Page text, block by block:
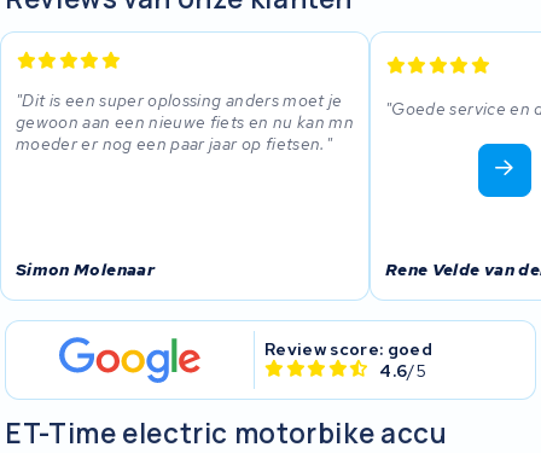
Dit is een super oplossing anders moet je
gewoon aan een nieuwe fiets en nu kan mn
moeder er nog een paar jaar op fietsen.
Simon Molenaar
Goede service en
Rene Velde van
Review score: goed
4.6/5
ET-Time electric motorbike accu